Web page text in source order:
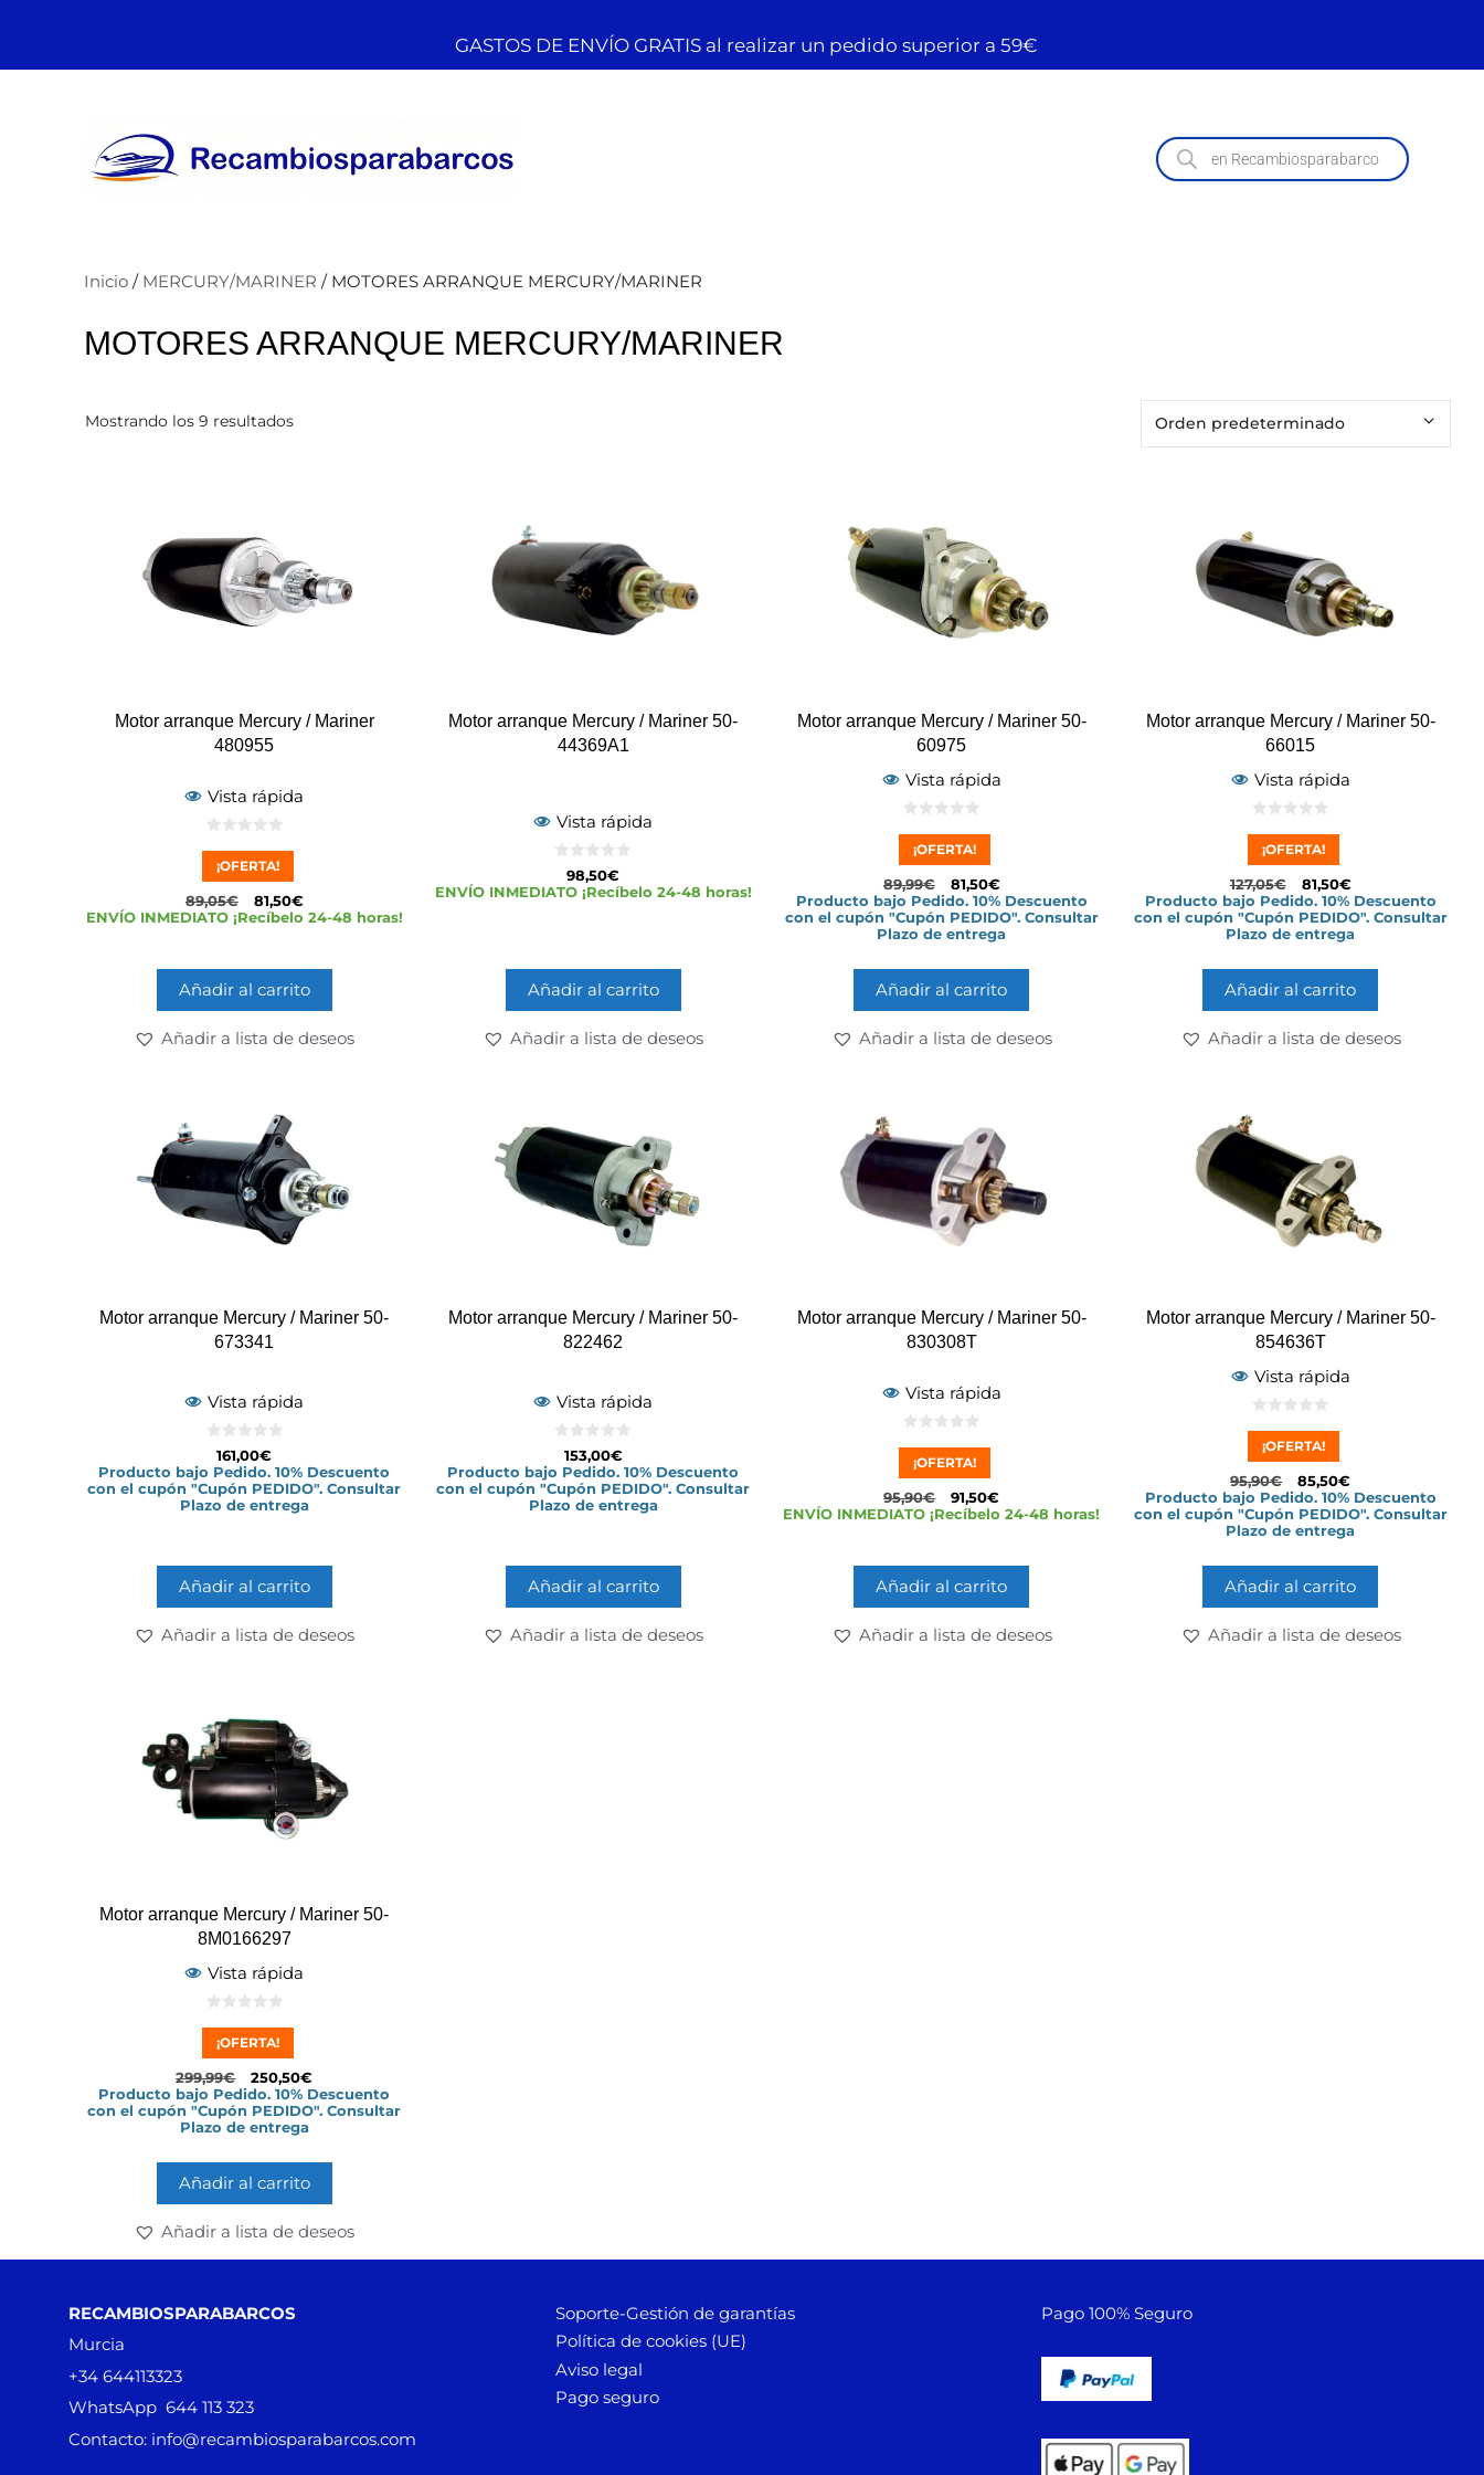
GASTOS DE ENVÍO GRATIS al realizar un pedido superior a 59€
Inicio / MERCURY/MARINER / MOTORES ARRANQUE MERCURY/MARINER
MOTORES ARRANQUE MERCURY/MARINER
Mostrando los 9 resultados
Motor arranque Mercury / Mariner
480955
Vista rápida
5
¡OFERTA!
89,05€ 81,50€
ENVÍO INMEDIATO ¡Recíbelo 24-48 horas!
Añadir al carrito
Añadir a lista de deseos
Motor arranque Mercury / Mariner 50-
44369A1
Vista rápida
e
98,50€
ENVÍO INMEDIATO ¡Recíbelo 24-48 horas!
Añadir al carrito
Añadir a lista de deseos
Motor arranque Mercury / Mariner 50-
60975
Vista rápida
5
¡OFERTA!
89,99€ 81,50€
Producto bajo Pedido. 10% Descuento
con el cupón "Cupón PEDIDO". Consultar
Plazo de entrega
Añadir al carrito
Añadir a lista de deseos
Motor arranque Mercury / Mariner 50-
66015
Vista rápida
5
¡OFERTA!
127,05€ 81,50€
Producto bajo Pedido. 10% Descuento
con el cupón "Cupón PEDIDO". Consultar
Plazo de entrega
Añadir al carrito
Añadir a lista de deseos
Motor arranque Mercury / Mariner 50-
673341
Vista rápida
e
5
161,00€
Producto bajo Pedido. 10% Descuento
con el cupón "Cupón PEDIDO". Consultar
Plazo de entrega
Añadir al carrito
Añadir a lista de deseos
Motor arranque Mercury / Mariner 50-
822462
Vista rápida
e
5
153,00€
Producto bajo Pedido. 10% Descuento
con el cupón "Cupón PEDIDO". Consultar
Plazo de entrega
Añadir al carrito
Añadir a lista de deseos
Motor arranque Mercury / Mariner 50-
830308T
Vista rápida
5
¡OFERTA!
95,90€ 91,50€
ENVÍO INMEDIATO ¡Recíbelo 24-48 horas!
Añadir al carrito
Añadir a lista de deseos
Motor arranque Mercury / Mariner 50-
854636T
Vista rápida
5
¡OFERTA!
95,90€ 85,50€
Producto bajo Pedido. 10% Descuento
con el cupón "Cupón PEDIDO". Consultar
Plazo de entrega
Añadir al carrito
Añadir a lista de deseos
Motor arranque Mercury / Mariner 50-
8M0166297
Vista rápida
5
¡OFERTA!
299,99€ 250,50€
Producto bajo Pedido. 10% Descuento
con el cupón "Cupón PEDIDO". Consultar
Plazo de entrega
Añadir al carrito
Añadir a lista de deseos
RECAMBIOSPARABARCOS
Murcia
+34 644113323
WhatsApp 644 113 323
Contacto: info@recambiosparabarcos.com
Soporte-Gestión de garantías
Política de cookies (UE)
Aviso legal
Pago seguro
Pago 100% Seguro